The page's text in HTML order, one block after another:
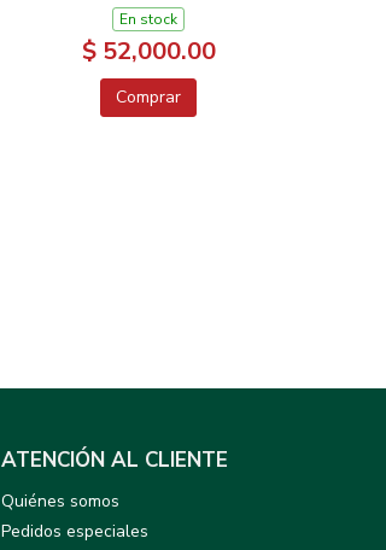
En stock
$ 52,000.00
Comprar
ATENCIÓN AL CLIENTE
Quiénes somos
Pedidos especiales